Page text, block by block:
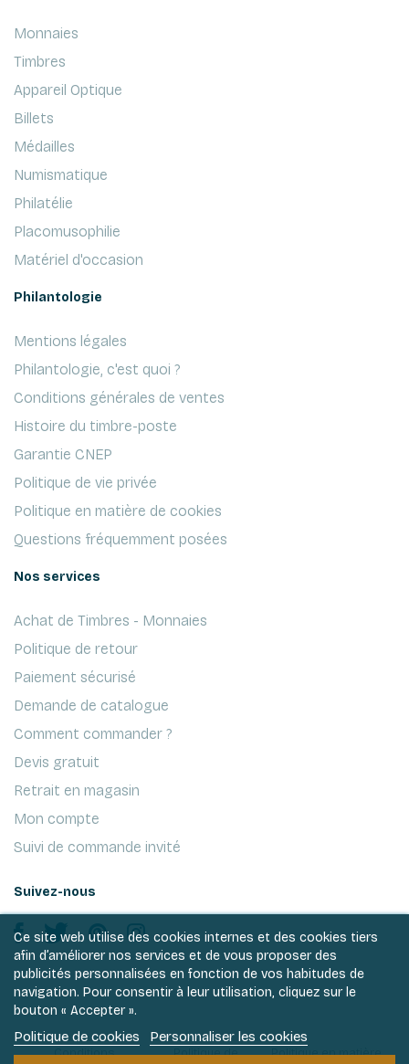
Monnaies
Timbres
Appareil Optique
Billets
Médailles
Numismatique
Philatélie
Placomusophilie
Matériel d'occasion
Philantologie
Mentions légales
Philantologie, c'est quoi ?
Conditions générales de ventes
Histoire du timbre-poste
Garantie CNEP
Politique de vie privée
Politique en matière de cookies
Questions fréquemment posées
Nos services
Achat de Timbres - Monnaies
Politique de retour
Paiement sécurisé
Demande de catalogue
Comment commander ?
Devis gratuit
Retrait en magasin
Mon compte
Suivi de commande invité
Suivez-nous
Ce site web utilise des cookies internes et des cookies tiers
afin d’améliorer nos services et de vous proposer des
publicités personnalisées en fonction de vos habitudes de
navigation. Pour consentir à leur utilisation, cliquez sur le
bouton « Accepter ».
Politique de cookies Personnaliser les cookies
Conditions
Politique de
Politique en matière